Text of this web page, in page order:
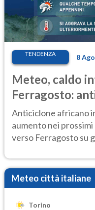
TENDENZA 8
Meteo, caldo
Ferragosto:
ancora
Anticiclone africano
aumento nei
verso Ferragosto su
Meteo città italiane
Torino